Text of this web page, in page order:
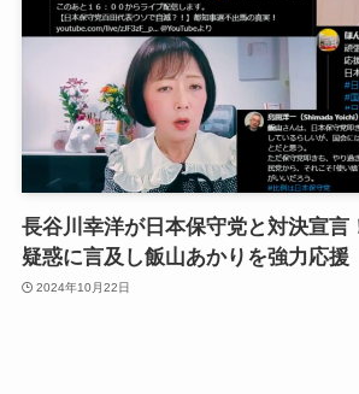
長谷川幸洋が日本保守党と対決宣言
疑惑に言及し飯山あかりを強力応援
2024年10月22日